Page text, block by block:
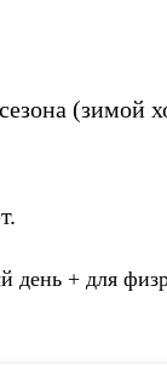
(зимой
день + для